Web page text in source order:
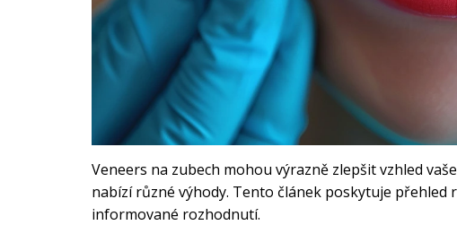
Veneers na zubech mohou výrazně zlepšit vzhled
nabízí různé výhody. Tento článek poskytuje
informované rozhodnutí.